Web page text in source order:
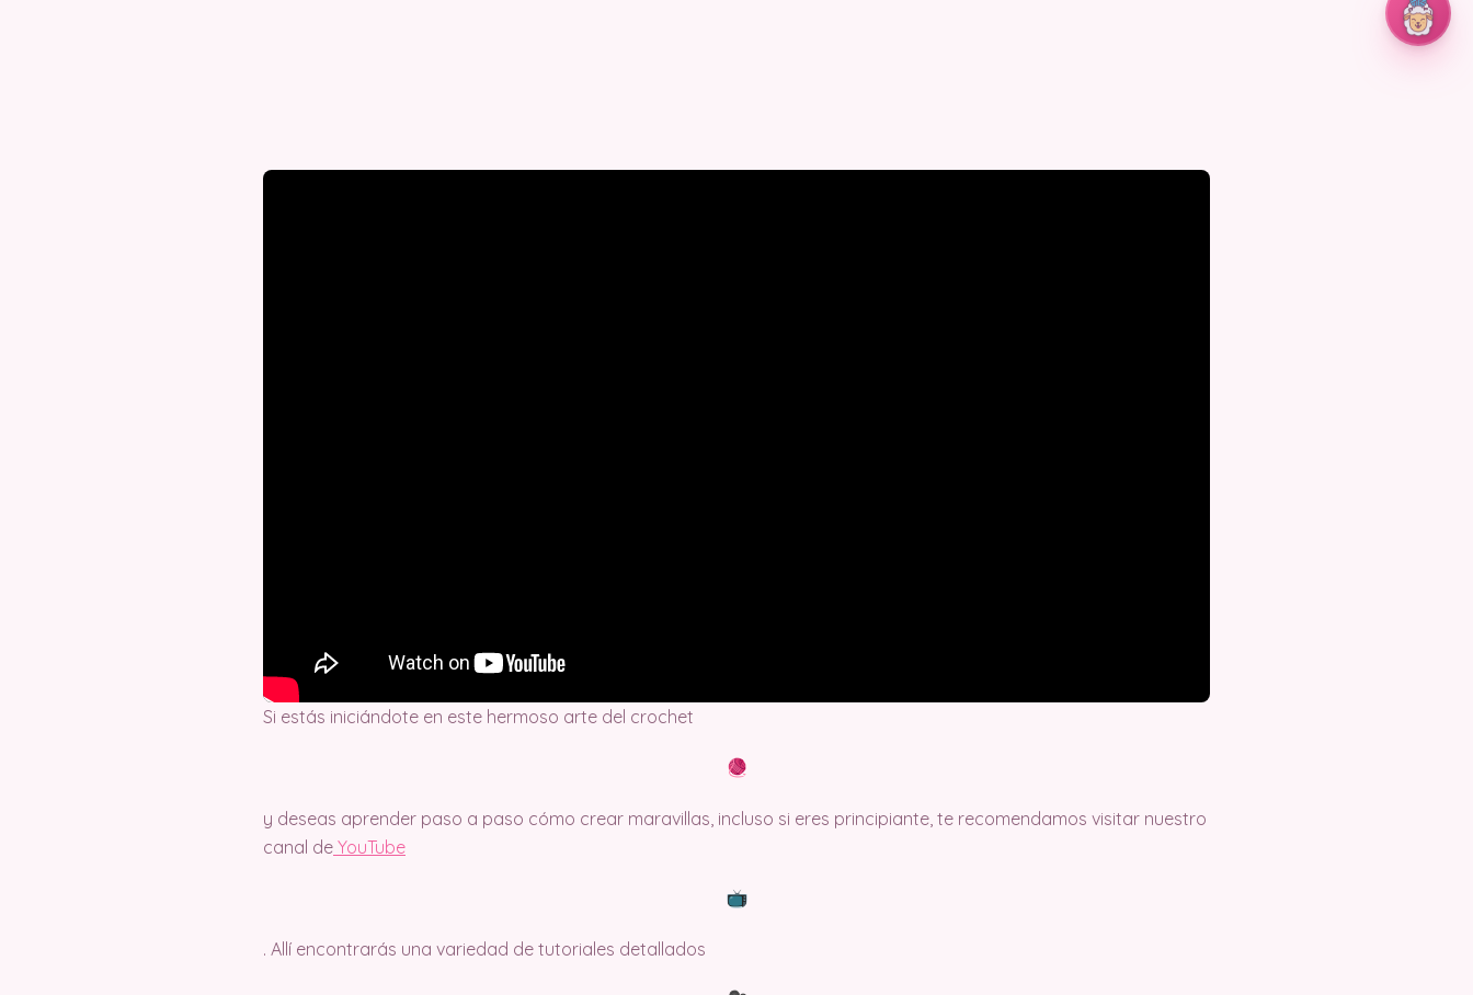
Si estás iniciándote en este hermoso arte del crochet
y deseas aprender paso a paso cómo crear maravillas, incluso si eres principiante, te recomendamos visitar nuestro
canal de YouTube
. Allí encontrarás una variedad de tutoriales detallados